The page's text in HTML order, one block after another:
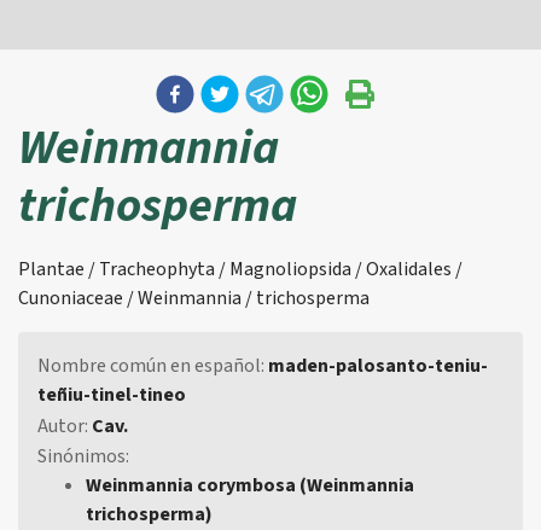
Weinmannia
trichosperma
Plantae / Tracheophyta / Magnoliopsida / Oxalidales /
Cunoniaceae / Weinmannia / trichosperma
Nombre común en español: maden-palosanto-teniu-
teñiu-tinel-tineo
Autor: Cav.
Sinónimos:
Weinmannia corymbosa (Weinmannia
trichosperma)